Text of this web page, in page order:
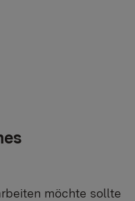
möchte sollte